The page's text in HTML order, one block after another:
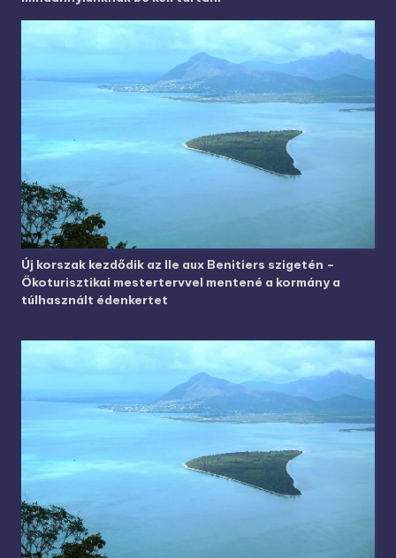
Új korszak kezdődik az Ile aux Benitiers szigetén –
Ökoturisztikai mestertervvel mentené a kormány a
túlhasznált édenkertet